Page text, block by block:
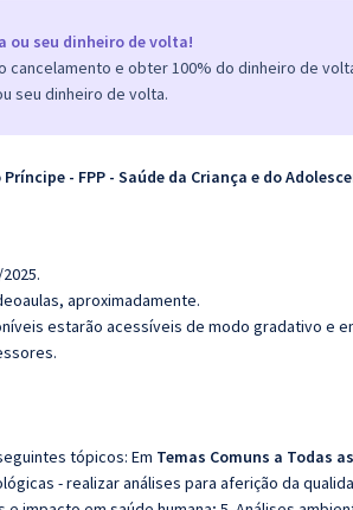
seu dinheiro de volta!
cancelamento e obter 100% do dinheiro de
seu dinheiro de volta.
- FPP - Saúde da Criança e do
aproximadamente.
estarão acessíveis de modo gradativo e
tópicos: Em Temas Comuns a Todas
- realizar análises para aferição da